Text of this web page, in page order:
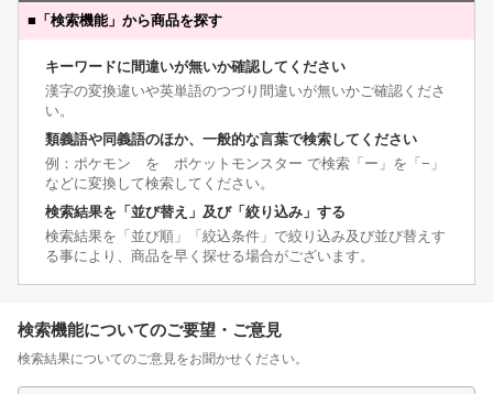
■ 「検索機能」から商品を探す
キーワードに間違いが無いか確認してください
漢字の変換違いや英単語のつづり間違いが無いかご確認くださ
い。
類義語や同義語のほか、一般的な言葉で検索してください
例：ポケモン を ポケットモンスター で検索「ー」を「−」
などに変換して検索してください。
検索結果を「並び替え」及び「絞り込み」する
検索結果を「並び順」「絞込条件」で絞り込み及び並び替えす
る事により、商品を早く探せる場合がございます。
検索機能についてのご要望・ご意見
検索結果についてのご意見をお聞かせください。